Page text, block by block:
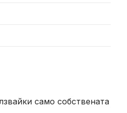
само собствената